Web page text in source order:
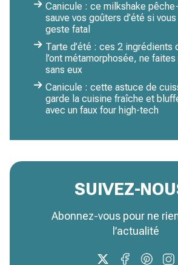
Canicule : ce milkshake
sauve vos goûters d’été si
geste fatal
Tarte d’été : ces 2 ingrédients
l’ont métamorphosée, ne
sans eux
Canicule : cette astuce de
garde la cuisine fraîche et
avec un faux four high-tech
SUIVEZ-
Abonnez-vous pour ne
l’actualité